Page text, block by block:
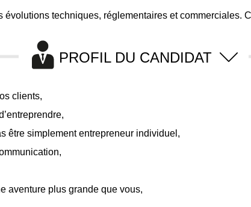
techniques, réglementaires et commerciales.
PROFIL DU CANDIDAT
clients,
être simplement entrepreneur individuel,
aventure plus grande que vous,